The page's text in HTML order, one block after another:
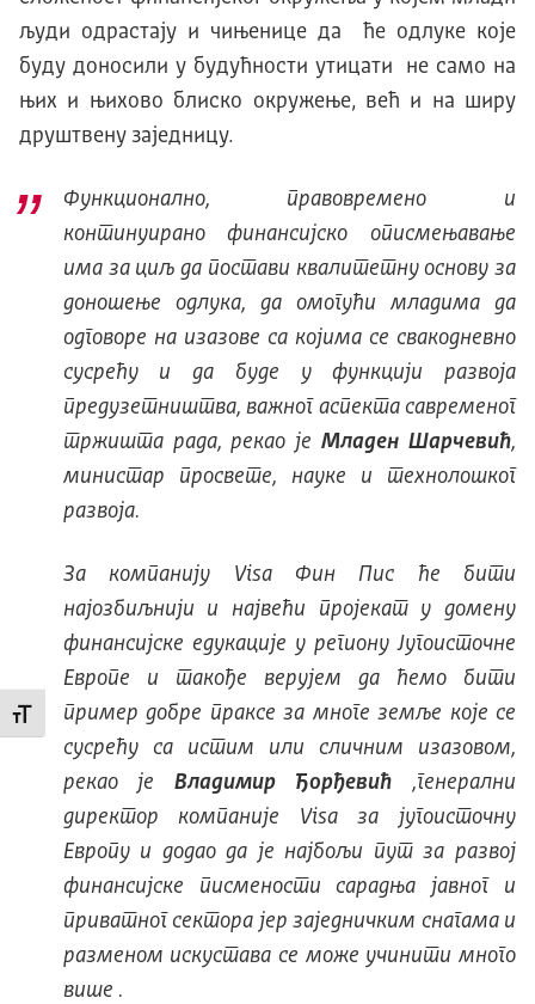
Промени величину слова
људи одрастају и чињенице да ће одлуке које
буду доносили у будућности утицати не само на
њих и њихово блиско окружење, већ и на ширу
друштвену заједницу.
Функционално, правовремено и
континуирано финансијско описмењавање
има за циљ да постави квалитетну основу за
доношење одлука, да омогући младима да
одговоре на изазове са којима се свакодневно
сусрећу и да буде у функцији развоја
предузетништва, важног аспекта савременог
тржишта рада, рекао јеМладен Шарчевић,
министар просвете, науке и технолошког
развоја.
За компанију Visa Фин Пис ће бити
најозбиљнији и највећи пројекат у домену
финансијске едукације у региону Југоисточне
Европе и такође верујем да ћемо бити
пример добре праксе за многе земље које се
сусрећу са истим или сличним изазовом,
рекао је Владимир Ђорђевић ,генерални
директор компаније Visa за југоисточну
Европу и додао да је најбољи пут за развој
финансијске писмености сарадња јавног и
приватног сектора јер заједничким снагама и
разменом искустава се може учинити много
више .